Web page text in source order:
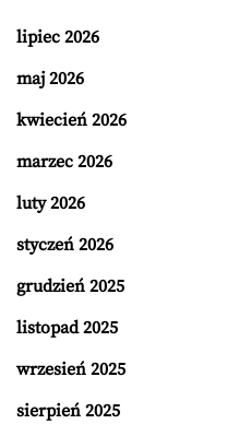
lipiec 2026
maj 2026
kwiecień 2026
marzec 2026
luty 2026
styczeń 2026
grudzień 2025
listopad 2025
wrzesień 2025
sierpień 2025